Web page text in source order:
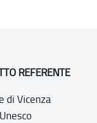
REFERENTE
di Vicenza